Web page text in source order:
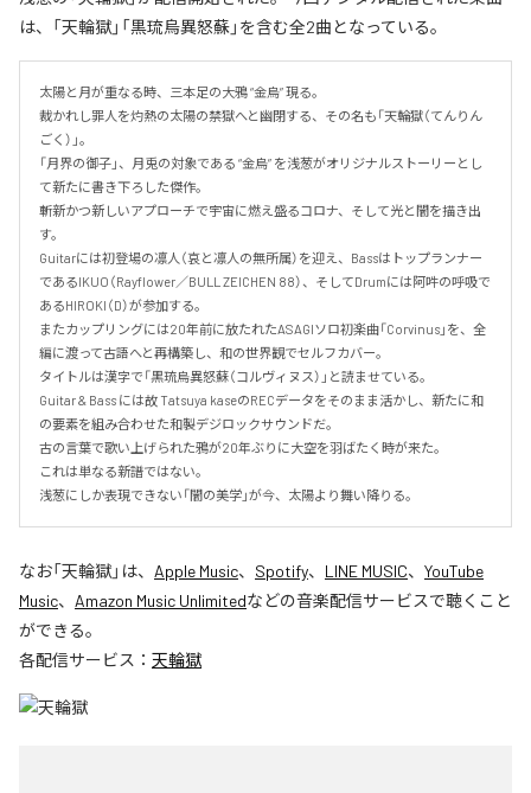
は、「天輪獄」「黒琉烏異怒蘇」を含む全2曲となっている。
太陽と月が重なる時、三本足の大鴉 “金烏” 現る。
裁かれし罪人を灼熱の太陽の禁獄へと幽閉する、その名も「天輪獄（てんりん
ごく）」。
「月界の御子」、月兎の対象である “金烏” を浅葱がオリジナルストーリーとし
て新たに書き下ろした傑作。
斬新かつ新しいアプローチで宇宙に燃え盛るコロナ、そして光と闇を描き出
す。
Guitarには初登場の凛人（哀と凛人の無所属）を迎え、Bassはトップランナー
であるIKUO（Rayflower／BULL ZEICHEN 88）、そしてDrumには阿吽の呼吸で
あるHIROKI（D）が参加する。
またカップリングには20年前に放たれたASAGIソロ初楽曲「Corvinus」を、全
編に渡って古語へと再構築し、和の世界観でセルフカバー。
タイトルは漢字で「黒琉烏異怒蘇（コルヴィヌス）」と読ませている。
Guitar & Bass には故 Tatsuya kaseのRECデータをそのまま活かし、新たに和
の要素を組み合わせた和製デジロックサウンドだ。
古の言葉で歌い上げられた鴉が20年ぶりに大空を羽ばたく時が来た。
これは単なる新譜ではない。
浅葱にしか表現できない「闇の美学」が今、太陽より舞い降りる。
なお「天輪獄」は、 Apple Music、 Spotify、 LINE MUSIC、 YouTube
Music、 Amazon Music Unlimitedなどの音楽配信サービスで聴くこと
ができる。
各配信サービス： 天輪獄